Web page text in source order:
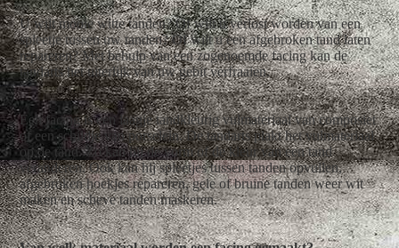
U wilt mooie witte tanden? Of wilt u verlost worden van een
spleetje tussen uw tanden? Of wilt u een afgebroken tand laten
repareren? Met behulp van een zogenoemde facing kan de
tandarts het uiterlijk van uw gebit verfraaien.
Een facing is een laagje tandkleurig vulmateriaal van composiet
of een schildje van porselein. De tandarts plakt het vulmateriaal
op de tand. Zo kan hij de vorm of de kleur van een tand
veranderen. Ook kan hij spleetjes tussen tanden opvullen,
afgebroken hoekjes repareren, gele of bruine tanden weer wit
maken en scheve tanden maskeren.